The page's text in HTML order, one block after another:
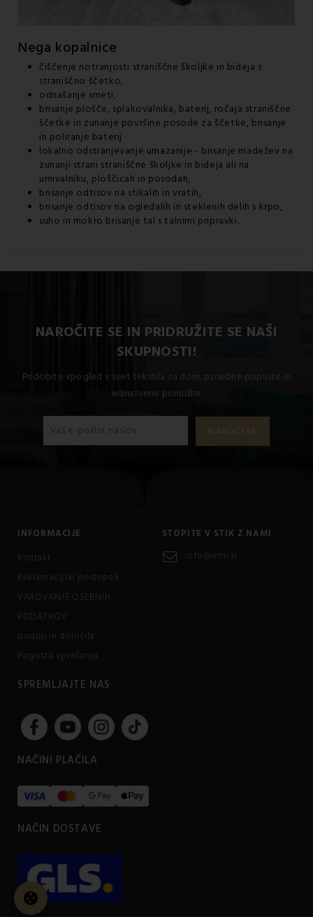
Nega kopalnice
čiščenje notranjosti straniščne školjke in bideja s
straniščno ščetko,
odnašanje smeti,
brisanje plošče, splakovalnika, baterij, ročaja straniščne
ščetke in zunanje površine posode za ščetke, brisanje
in poliranje baterij
lokalno odstranjevanje umazanije - brisanje madežev na
zunanji strani straniščne školjke in bideja ali na
umivalniku, ploščicah in posodah,
brisanje odtisov na stikalih in vratih,
brisanje odtisov na ogledalih in steklenih delih s krpo,
suho in mokro brisanje tal s talnimi pripravki.
NAROČITE SE IN PRIDRUŽITE SE NAŠI
SKUPNOSTI!
Pridobite vpogled v svet tekstila za dom, posebne popuste in
edinstvene ponudbe
INFORMACIJE
Kontakt
Reklamacijski postopek
VAROVANJE OSEBNIH
PODATKOV
pogoji in določila
Pogosta vprašanja
STOPITE V STIK Z NAMI
info@emi.si
SPREMLJAJTE NAS
NAČINI PLAČILA
NAČIN DOSTAVE